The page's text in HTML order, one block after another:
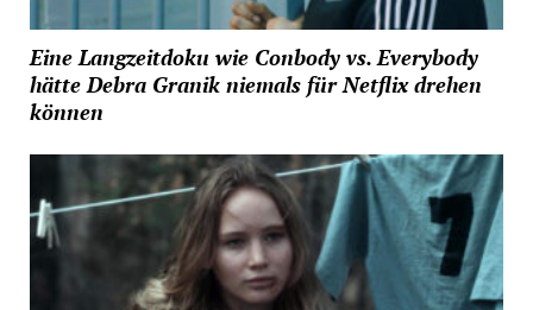
Eine Langzeitdoku wie Conbody vs. Everybody
hätte Debra Granik niemals für Netflix drehen
können